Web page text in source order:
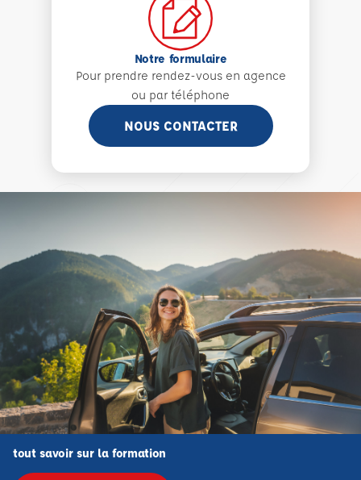
Notre formulaire
Pour prendre rendez-vous en agence
ou par téléphone
NOUS CONTACTER
tout savoir sur la formation